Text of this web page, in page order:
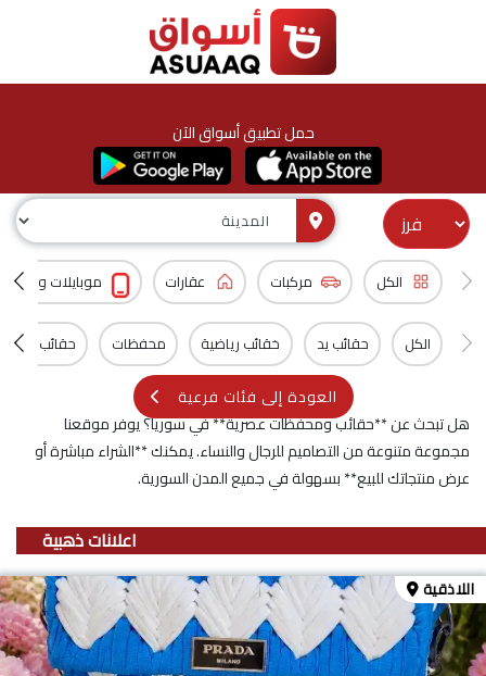
حمل تطبيق أسواق الآن
الكل مركبات عقارات موبايلات و
الكل حقائب يد خقائب رياضية محفظات حقائب ظهر
العودة إلى فئات فرعية
هل تبحث عن **حقائب ومحفظات عصرية** في سوريا؟ يوفر موقعنا
مجموعة متنوعة من التصاميم للرجال والنساء. يمكنك **الشراء مباشرة أو
عرض منتجاتك للبيع** بسهولة في جميع المدن السورية.
اعلانات ذهبية
اللاذقية